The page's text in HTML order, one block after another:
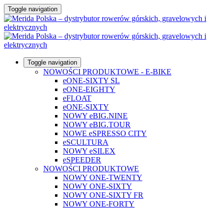
Toggle navigation
Toggle navigation
NOWOŚCI PRODUKTOWE - E-BIKE
eONE-SIXTY SL
eONE-EIGHTY
eFLOAT
eONE-SIXTY
NOWY eBIG.NINE
NOWY eBIG.TOUR
NOWE eSPRESSO CITY
eSCULTURA
NOWY eSILEX
eSPEEDER
NOWOŚCI PRODUKTOWE
NOWY ONE-TWENTY
NOWY ONE-SIXTY
NOWY ONE-SIXTY FR
NOWY ONE-FORTY